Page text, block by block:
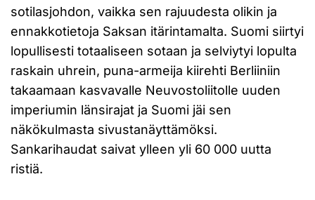
sotilasjohdon, vaikka sen rajuudesta olikin ja
ennakkotietoja Saksan itärintamalta. Suomi siirtyi
lopullisesti totaaliseen sotaan ja selviytyi lopulta
raskain uhrein, puna-armeija kiirehti Berliiniin
takaamaan kasvavalle Neuvostoliitolle uuden
imperiumin länsirajat ja Suomi jäi sen
näkökulmasta sivustanäyttämöksi.
Sankarihaudat saivat ylleen yli 60 000 uutta
ristiä.